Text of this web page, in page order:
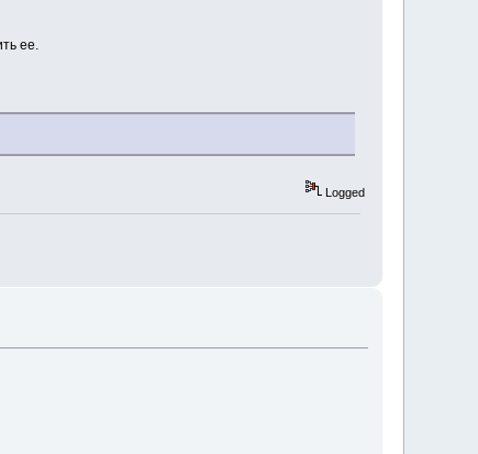
ее.
Logged